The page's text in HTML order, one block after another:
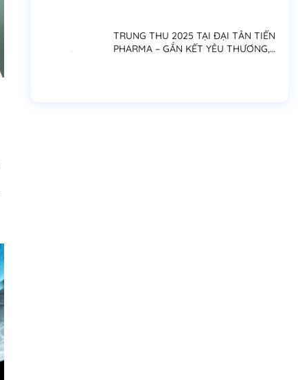
TRUNG THU 2025 TẠI ĐẠI TÂN TIẾN
PHARMA – GẮN KẾT YÊU THƯƠNG,